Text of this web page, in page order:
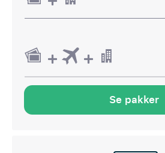
Se pakker